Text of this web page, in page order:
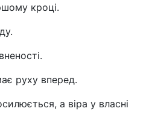
кроці.
руху вперед.
а віра у власні